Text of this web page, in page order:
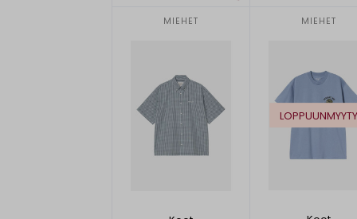
MIEHET MIEHET
LOPPUUNMYYTY